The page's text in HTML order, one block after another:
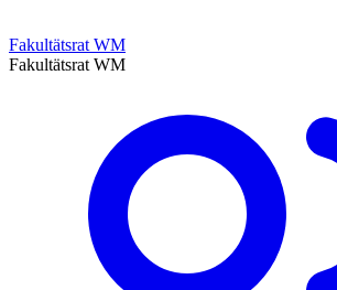
Fakultätsrat WM
Fakultätsrat WM